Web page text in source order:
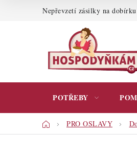
Nepřevzetí zásilky na dobírku
POTŘEBY
DomůPRO OSLAVY